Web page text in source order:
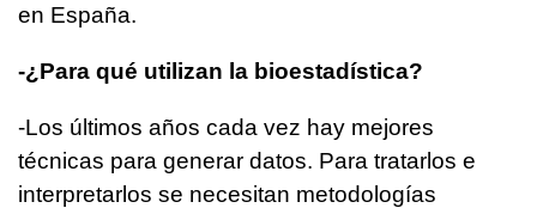
en España.
-¿Para qué utilizan la bioestadística?
-Los últimos años cada vez hay mejores
técnicas para generar datos. Para tratarlos e
interpretarlos se necesitan metodologías